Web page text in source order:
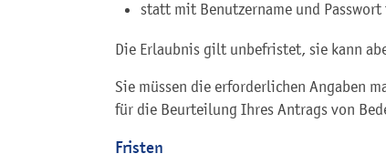
statt mit Benutzername und
Die Erlaubnis gilt unbefristet, sie kann
Sie müssen die erforderlichen Angaben
für die Beurteilung Ihres Antrags von
Fristen